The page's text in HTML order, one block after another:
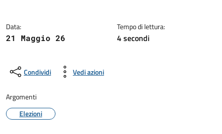
Data:
21 Maggio 26
Tempo di lettura:
4 secondi
Condividi Vedi azioni
Argomenti
Elezioni